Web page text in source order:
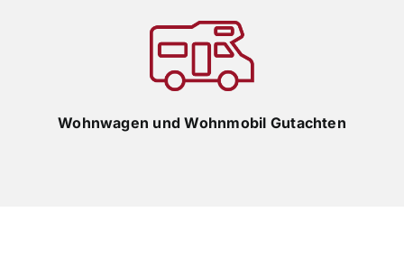
Wohnwagen und Wohnmobil Gutachten